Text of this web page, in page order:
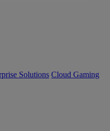
Solutions Cloud Gaming